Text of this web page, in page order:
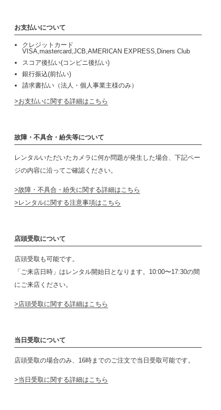
お支払いについて
クレジットカード
VISA,mastercard,JCB,AMERICAN EXPRESS,Diners Club
スコア後払い(コンビニ後払い)
銀行振込(前払い)
請求書払い（法人・個人事業主様のみ）
お支払いに関する詳細はこちら
故障・不具合・紛失等について
レンタルいただいたカメラに何か問題が発生した場合、下記ペー
ジの内容に沿ってご確認ください。
故障・不具合・紛失に関する詳細はこちら
レンタルに関する注意事項はこちら
店頭受取について
店頭受取も可能です。
「ご来店日時」はレンタル開始日となります。10:00〜17:30の間
にご来店ください。
店頭受取に関する詳細はこちら
当日受取について
店頭受取の場合のみ、16時までのご注文で当日受取可能です。
当日受取に関する詳細はこちら